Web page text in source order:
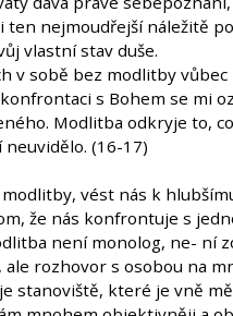
ten nejmoudřejší náležitě
vlastní stav duše.
v sobě bez modlitby
s Bohem se mi
Modlitba odkryje to,
(16-17)
vést nás k
že nás konfrontuje s
není monolog, ne- ní
ale rozhovor s osobou na
stanoviště, které je vně